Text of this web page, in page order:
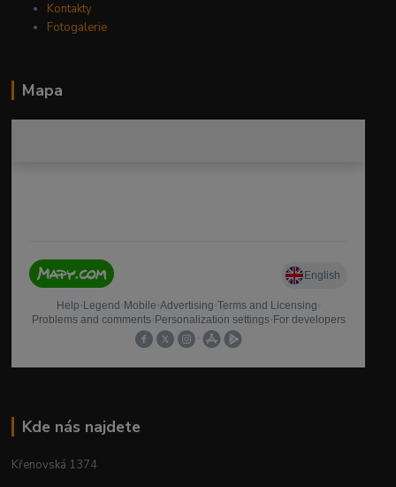
Kontakty
Fotogalerie
Mapa
Kde nás najdete
Křenovská 1374